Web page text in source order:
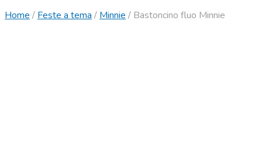
Home / Feste a tema / Minnie / Bastoncino fluo Minnie